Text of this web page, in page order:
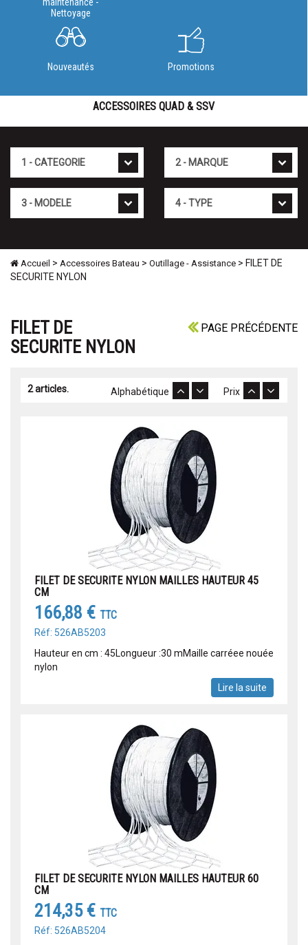
Nettoyage
Nouveautés Promotions
ACCESSOIRES QUAD & SSV
Accueil > Accessoires Bateau > Outillage - Assistance > FILET DE
SECURITE NYLON
PAGE PRÉCÉDENTE
FILET DE
SECURITE NYLON
2 articles. Prix
Alphabétique
FILET DE SECURITE NYLON MAILLES HAUTEUR 45
CM
166,88 € TTC
Réf: 526AB5203
Hauteur en cm : 45Longueur :30 mMaille carréee nouée
nylon
Lire la suite
FILET DE SECURITE NYLON MAILLES HAUTEUR 60
CM
214,35 € TTC
Réf: 526AB5204